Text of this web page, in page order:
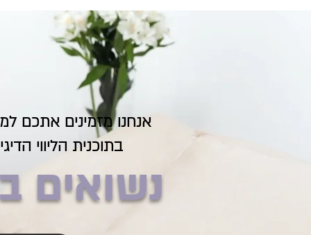
אנחנו מזמינים אתכם
בתוכנית הליווי
נשואים